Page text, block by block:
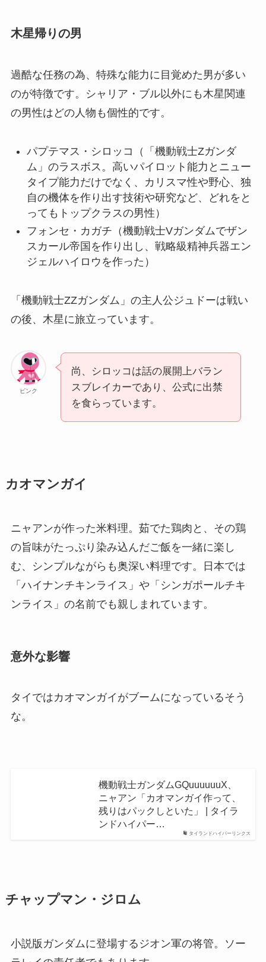
木星帰りの男
過酷な任務の為、特殊な能力に目覚めた男が多い
のが特徴です。シャリア・ブル以外にも木星関連
の男性はどの人物も個性的です。
パプテマス・シロッコ（「機動戦士Zガンダ
ム」のラスボス。高いパイロット能力とニュー
タイプ能力だけでなく、カリスマ性や野心、独
自の機体を作り出す技術や研究など、どれをと
ってもトップクラスの男性）
フォンセ・カガチ（機動戦士Vガンダムでザン
スカール帝国を作り出し、戦略級精神兵器エン
ジェルハイロウを作った）
「機動戦士ZZガンダム」の主人公ジュドーは戦い
の後、木星に旅立っています。
ピンク
尚、シロッコは話の展開上バラン
スブレイカーであり、公式に出禁
を食らっています。
カオマンガイ
ニャアンが作った米料理。茹でた鶏肉と、その鶏
の旨味がたっぷり染み込んだご飯を一緒に楽し
む、シンプルながらも奥深い料理です。日本では
「ハイナンチキンライス」や「シンガポールチキ
ンライス」の名前でも親しまれています。
意外な影響
タイではカオマンガイがブームになっているそう
な。
タイランドハイパーリンクス
機動戦士ガンダムGQuuuuuuX、
ニャアン「カオマンガイ作って、
残りはパックしといた」 | タイラ
ンドハイパー…
チャップマン・ジロム
小説版ガンダムに登場するジオン軍の将管。ソー